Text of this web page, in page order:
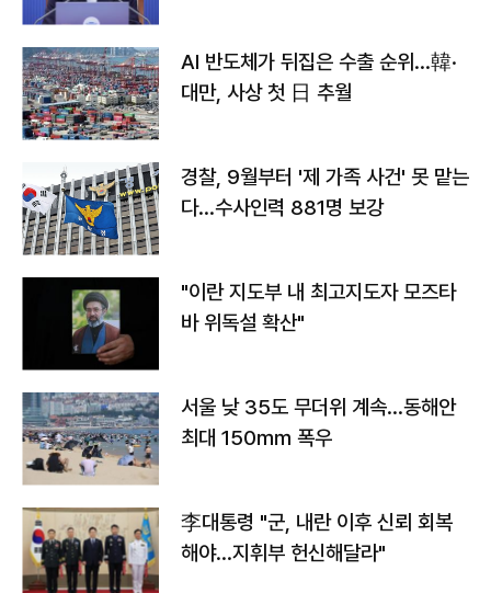
AI 반도체가 뒤집은 수출 순위…韓·
대만, 사상 첫 日 추월
경찰, 9월부터 '제 가족 사건' 못 맡는
다…수사인력 881명 보강
"이란 지도부 내 최고지도자 모즈타
바 위독설 확산"
서울 낮 35도 무더위 계속…동해안
최대 150㎜ 폭우
李대통령 "군, 내란 이후 신뢰 회복
해야…지휘부 헌신해달라"